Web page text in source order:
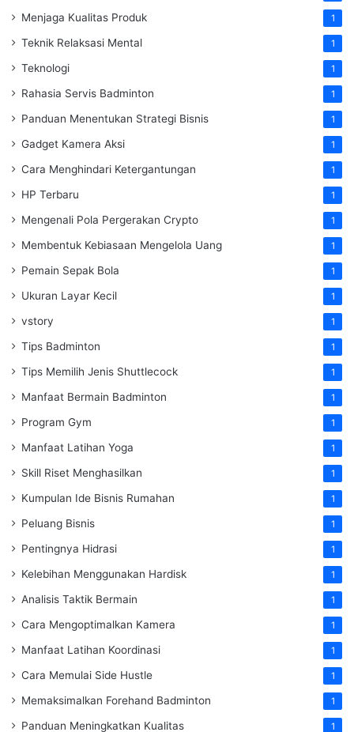
Menjaga Kualitas Produk 1
Teknik Relaksasi Mental 1
Teknologi 1
Rahasia Servis Badminton 1
Panduan Menentukan Strategi Bisnis 1
Gadget Kamera Aksi 1
Cara Menghindari Ketergantungan 1
HP Terbaru 1
Mengenali Pola Pergerakan Crypto 1
Membentuk Kebiasaan Mengelola Uang 1
Pemain Sepak Bola 1
Ukuran Layar Kecil 1
vstory 1
Tips Badminton 1
Tips Memilih Jenis Shuttlecock 1
Manfaat Bermain Badminton 1
Program Gym 1
Manfaat Latihan Yoga 1
Skill Riset Menghasilkan 1
Kumpulan Ide Bisnis Rumahan 1
Peluang Bisnis 1
Pentingnya Hidrasi 1
Kelebihan Menggunakan Hardisk 1
Analisis Taktik Bermain 1
Cara Mengoptimalkan Kamera 1
Manfaat Latihan Koordinasi 1
Cara Memulai Side Hustle 1
Memaksimalkan Forehand Badminton 1
Panduan Meningkatkan Kualitas 1